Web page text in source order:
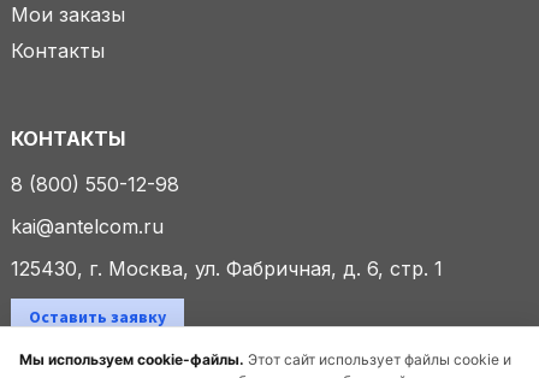
Мы используем cookie-файлы. Этот сайт использует файлы cookie и
Мои заказы
Контакты
КОНТАКТЫ
8 (800) 550-12-98
kai@antelcom.ru
125430, г. Москва, ул. Фабричная, д. 6, стр. 1
Оставить заявку